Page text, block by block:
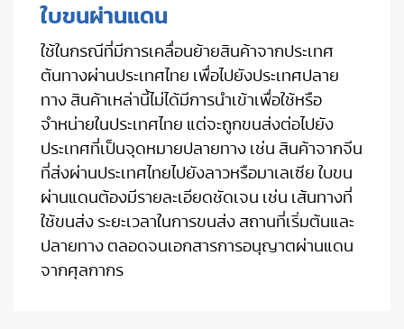
ใบขนผ่านแดน
ใช้ในกรณีที่มีการเคลื่อนย้ายสินค้าจากประเทศ
ต้นทางผ่านประเทศไทย เพื่อไปยังประเทศปลาย
ทาง สินค้าเหล่านี้ไม่ได้มีการนำเข้าเพื่อใช้หรือ
จำหน่ายในประเทศไทย แต่จะถูกขนส่งต่อไปยัง
ประเทศที่เป็นจุดหมายปลายทาง เช่น สินค้าจากจีน
ที่ส่งผ่านประเทศไทยไปยังลาวหรือมาเลเซีย ใบขน
ผ่านแดนต้องมีรายละเอียดชัดเจน เช่น เส้นทางที่
ใช้ขนส่ง ระยะเวลาในการขนส่ง สถานที่เริ่มต้นและ
ปลายทาง ตลอดจนเอกสารการอนุญาตผ่านแดน
จากศุลกากร